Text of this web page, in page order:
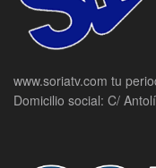
www.soriatv.com tu
Domicilio social: C/